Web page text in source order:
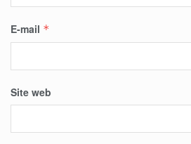
E-mail *
Site web